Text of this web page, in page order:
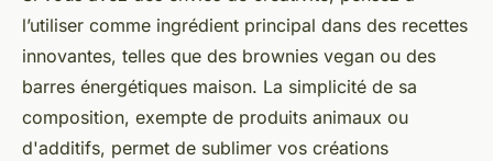
l’utiliser comme ingrédient principal dans des recettes
innovantes, telles que des brownies vegan ou des
barres énergétiques maison. La simplicité de sa
composition, exempte de produits animaux ou
d'additifs, permet de sublimer vos créations